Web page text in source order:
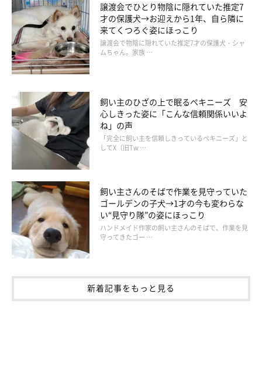
譲渡会でひとり物陰に隠れていた推定7
才の保護犬→お迎えから1年、自ら隣に
来てくつろぐ姿にほっこり
譲渡会で物陰に隠れていた推定7才の保護犬・シャ
ムちゃん。家族 …
飼い主のひざの上で眠るペキニーズ 安
心しきった姿に「こんな信頼関係いいよ
ね」の声
「完全に飼い主を信頼しきっているペキニーズ」と
してX（旧Tw …
飼い主さんのそばで作業を見守っていた
ゴールデンの子犬→1才の今も変わらな
い“見守り隊”の姿にほっこり
ハンドメイド作家の飼い主さんのそばで、作業を見
守ってきたゴー …
新着記事をもっと見る